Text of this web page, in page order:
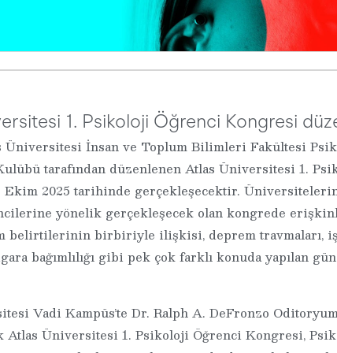
1. Psikoloji Öğrenci Kongresi
Üniversitesi İnsan ve Toplum Bilimleri Fakültesi
tarafından düzenlenen Atlas Üniversitesi 1.
2025 tarihinde gerçekleşecektir.
yönelik gerçekleşecek olan kongrede
belirtilerinin birbiriyle ilişkisi, deprem travmaları,
bağımlılığı gibi pek çok farklı konuda yapılan
Vadi Kampüs’te Dr. Ralph A. DeFronzo
Atlas Üniversitesi 1. Psikoloji Öğrenci Kongresi,